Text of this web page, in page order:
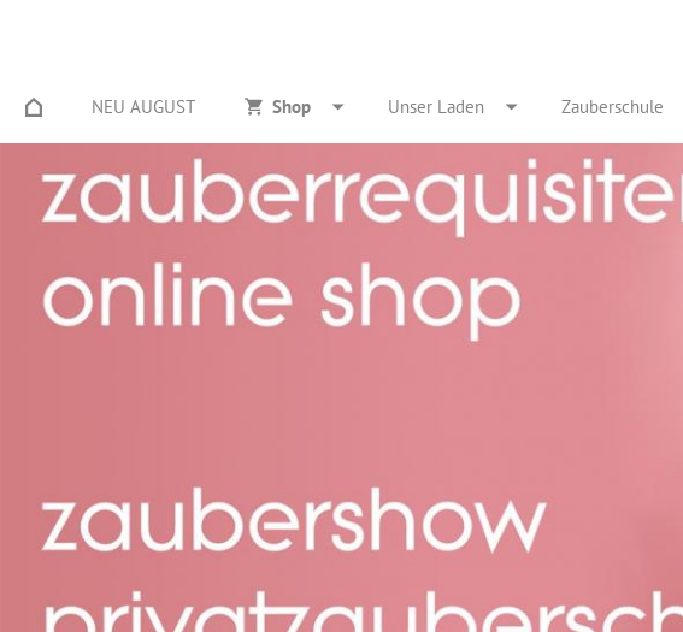
NEU AUGUST Shop Unser Laden Zauberschule